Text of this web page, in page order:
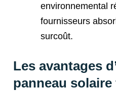
environnemental
fournisseurs
surcoût.
Les avantages
panneau